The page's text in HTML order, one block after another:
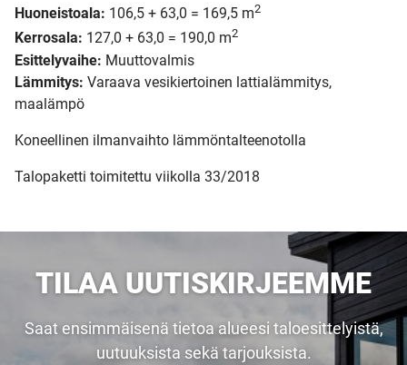
Huoneistoala: 106,5 + 63,0 = 169,5 m2
Kerrosala: 127,0 + 63,0 = 190,0 m2
Esittelyvaihe: Muuttovalmis
Lämmitys: Varaava vesikiertoinen lattialämmitys,
maalämpö
Koneellinen ilmanvaihto lämmöntalteenotolla
Talopaketti toimitettu viikolla 33/2018
TILAA UUTISKIRJEEMME
Saat ensimmäisenä tietoa alueesi taloesittelyistä,
uutuuksista sekä tarjouksista.